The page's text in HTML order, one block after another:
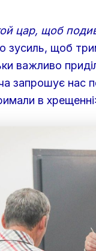
цар, щоб
зусиль, щоб
важливо
запрошує нас
в